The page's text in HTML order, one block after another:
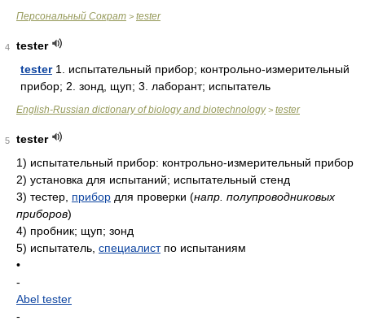
Персональный Сократ > tester
4
tester
tester 1. испытательный прибор; контрольно-измерительный
прибор; 2. зонд, щуп; 3. лаборант; испытатель
English-Russian dictionary of biology and biotechnology> tester
5
tester
1) испытательный прибор: контрольно-измерительный прибор
2) установка для испытаний; испытательный стенд
3) тестер, прибор для проверки (напр. полупроводниковых
приборов)
4) пробник; щуп; зонд
5) испытатель, специалистпо испытаниям
•
-
Abel tester
-